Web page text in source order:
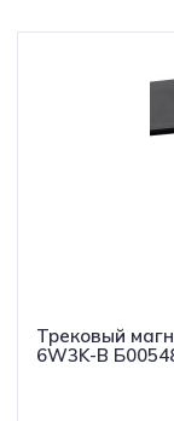
Трековый
6W3K-B